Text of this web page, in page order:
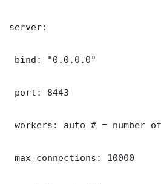
server:
bind: "0.0.0.0"
port: 8443
workers: auto # = number of
max_connections: 10000